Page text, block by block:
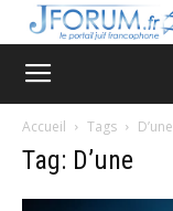
Accueil Tags D’une
Tag: D’une